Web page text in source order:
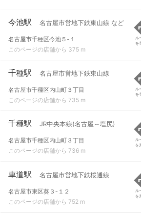
今池駅 名古屋市営地下鉄東山線 など
名古屋市千種区今池５-１
このページの店舗から 375 m
ル
を
千種駅 名古屋市営地下鉄東山線
名古屋市千種区内山町３丁目
このページの店舗から 735 m
ル
を
千種駅 JR中央本線(名古屋～塩尻)
名古屋市千種区内山町３丁目
このページの店舗から 736 m
ル
を
車道駅 名古屋市営地下鉄桜通線
名古屋市東区葵３-１２
このページの店舗から 752 m
ル
を